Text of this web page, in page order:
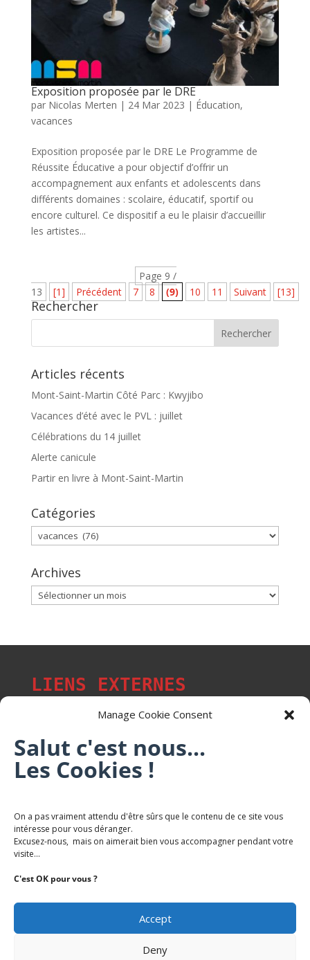
Manage Cookie Consent
Salut c'est nous...
Les Cookies !
On a pas vraiment attendu d'être sûrs que le contenu de ce site vous
intéresse pour vous déranger.
Excusez-nous, mais on aimerait bien vous accompagner pendant votre
visite...
C'est OK pour vous ?
Accept
Deny
Exposition proposée par le DRE
par Nicolas Merten | 24 Mar 2023 | Éducation,
vacances
Exposition proposée par le DRE Le Programme de
Réussite Éducative a pour objectif d’offrir un
accompagnement aux enfants et adolescents dans
différents domaines : scolaire, éducatif, sportif ou
encore culturel. Ce dispositif a eu le plaisir d’accueillir
les artistes...
Page 9 /
13
[1] Précédent 7 8 (9) 10 11 Suivant [13]
Rechercher
Articles récents
Mont-Saint-Martin Côté Parc : Kwyjibo
Vacances d’été avec le PVL : juillet
Célébrations du 14 juillet
Alerte canicule
Partir en livre à Mont-Saint-Martin
Catégories
Catégories
Archives
Archives
LIENS EXTERNES
Les p'tits citoyens de Mont-Saint-Martin
Trail Saintmartinois Daniel FEITE
Karaté Mont Saint Martin